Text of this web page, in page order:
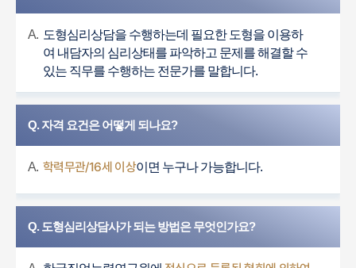
A. 도형심리상담을 수행하는데 필요한 도형을 이용하
여 내담자의 심리상태를 파악하고 문제를 해결할 수
있는 직무를 수행하는 전문가를 말합니다.
Q. 자격 요건은 어떻게 되나요?
A. 학력무관/16세 이상이면 누구나 가능합니다.
Q. 도형심리상담사가 되는 방법은 무엇인가요?